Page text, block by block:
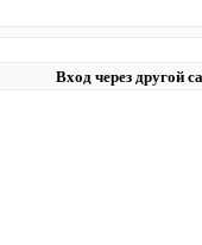
Вход через другой